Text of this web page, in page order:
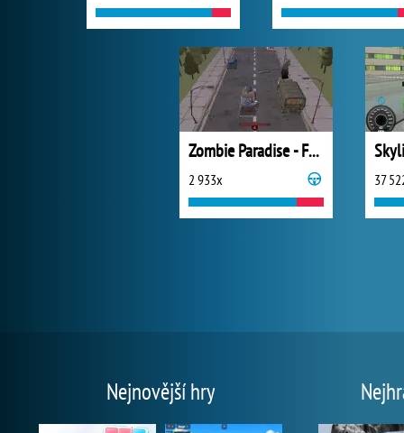
Zombie Paradise - Fury Road
2 933x 37
Nejnovější hry